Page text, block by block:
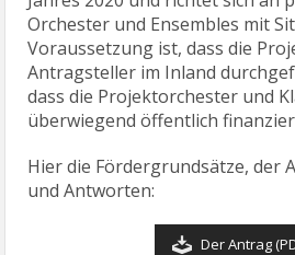
Orchester und Ensembles mit
Voraussetzung ist, dass die
Antragsteller im Inland
dass die Projektorchester und
überwiegend öffentlich
Hier die Fördergrundsätze, der
und Antworten:
Der Antrag